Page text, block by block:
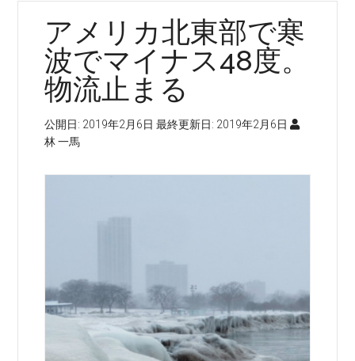
アメリカ北東部で寒
波でマイナス48度。
物流止まる
公開日: 2019年2月6日 最終更新日: 2019年2月6日
林 一馬